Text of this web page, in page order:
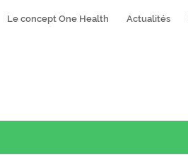
Le concept One Health Actualités